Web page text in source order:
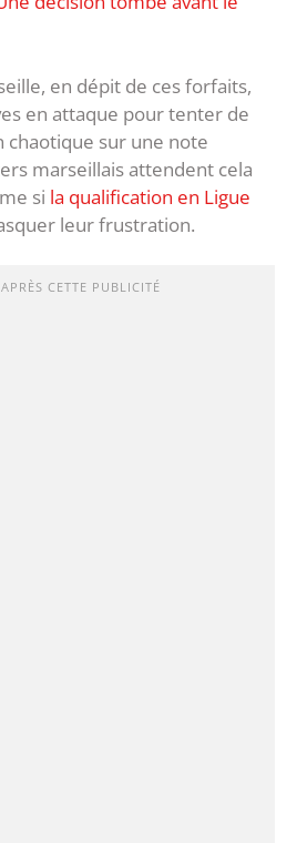
en dépit de ces forfaits,
en attaque pour tenter de
chaotique sur une note
marseillais attendent cela
si la qualification en Ligue
leur frustration.
CETTE PUBLICITÉ